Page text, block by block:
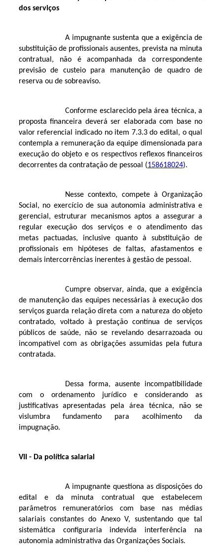
dos serviços
A impugnante sustenta que a exigência de
substituição de profissionais ausentes, prevista na minuta
contratual, não é acompanhada da correspondente
previsão de custeio para manutenção de quadro de
reserva ou de sobreaviso.
Conforme esclarecido pela área técnica, a
proposta financeira deverá ser elaborada com base no
valor referencial indicado no item 7.3.3 do edital, o qual
contempla a remuneração da equipe dimensionada para
execução do objeto e os respectivos reflexos financeiros
decorrentes da contratação de pessoal (158618024).
Nesse contexto, compete à Organização
Social, no exercício de sua autonomia administrativa e
gerencial, estruturar mecanismos aptos a assegurar a
regular execução dos serviços e o atendimento das
metas pactuadas, inclusive quanto à substituição de
profissionais em hipóteses de faltas, afastamentos e
demais intercorrências inerentes à gestão de pessoal.
Cumpre observar, ainda, que a exigência
de manutenção das equipes necessárias à execução dos
serviços guarda relação direta com a natureza do objeto
contratado, voltado à prestação contínua de serviços
públicos de saúde, não se revelando desarrazoada ou
incompatível com as obrigações assumidas pela futura
contratada.
Dessa forma, ausente incompatibilidade
com o ordenamento jurídico e considerando as
justificativas apresentadas pela área técnica, não se
vislumbra fundamento para acolhimento da
impugnação.
VII - Da política salarial
A impugnante questiona as disposições do
edital e da minuta contratual que estabelecem
parâmetros remuneratórios com base nas médias
salariais constantes do Anexo V, sustentando que tal
sistemática configuraria indevida interferência na
autonomia administrativa das Organizações Sociais.